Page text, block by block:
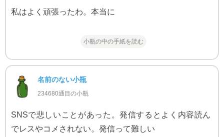
私はよく頑張ったわ。本当に
小瓶の中の手紙を読む
名前のない小瓶
234680通目の小瓶
SNSで悲しいことがあった。発信するとよく内容読ん
でレスやコメされない。発信って難しい